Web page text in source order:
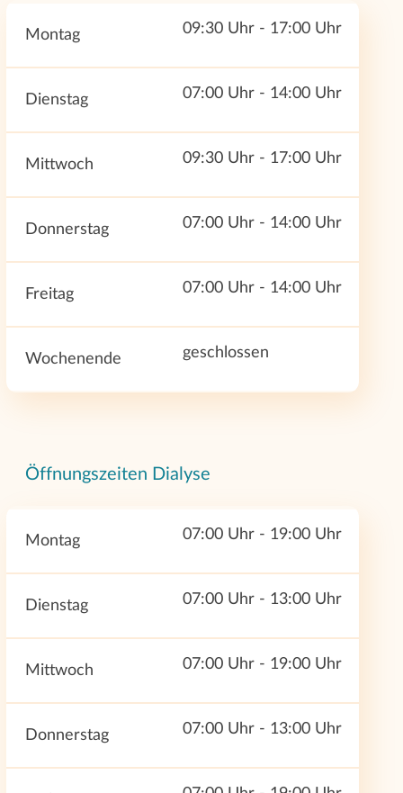
Montag 09:30 Uhr - 17:00 Uhr
Dienstag 07:00 Uhr - 14:00 Uhr
Mittwoch 09:30 Uhr - 17:00 Uhr
Donnerstag 07:00 Uhr - 14:00 Uhr
Freitag 07:00 Uhr - 14:00 Uhr
Wochenende geschlossen
Öffnungszeiten Dialyse
Montag 07:00 Uhr - 19:00 Uhr
Dienstag 07:00 Uhr - 13:00 Uhr
Mittwoch 07:00 Uhr - 19:00 Uhr
Donnerstag 07:00 Uhr - 13:00 Uhr